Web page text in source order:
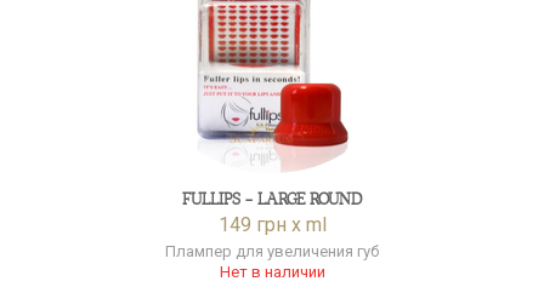
FULLIPS - LARGE ROUND
149 грн x ml
Плампер для увеличения губ
Нет в наличии